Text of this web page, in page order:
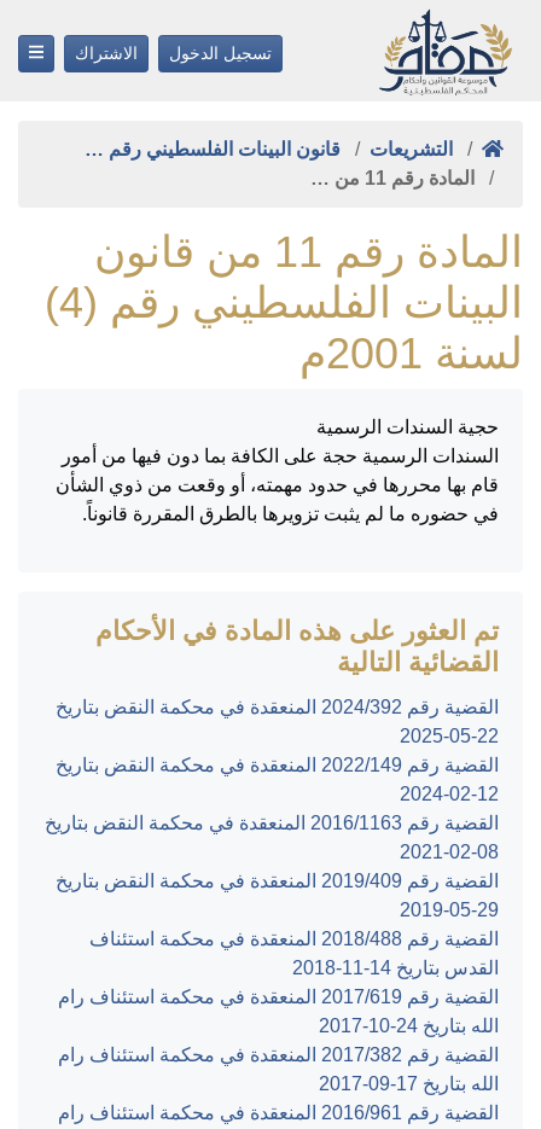
تسجيل الدخول الاشتراك
التشريعات
قانون البينات الفلسطيني رقم …
المادة رقم 11 من …
المادة رقم 11 من قانون
البينات الفلسطيني رقم (4)
لسنة 2001م
حجية السندات الرسمية
السندات الرسمية حجة على الكافة بما دون فيها من أمور
قام بها محررها في حدود مهمته، أو وقعت من ذوي الشأن
في حضوره ما لم يثبت تزويرها بالطرق المقررة قانوناً.
تم العثور على هذه المادة في الأحكام
القضائية التالية
القضية رقم ‎392‏/‎2024‏ المنعقدة في محكمة النقض بتاريخ
‎2025-05-22‏
القضية رقم ‎149‏/‎2022‏ المنعقدة في محكمة النقض بتاريخ
‎2024-02-12‏
القضية رقم ‎1163‏/‎2016‏ المنعقدة في محكمة النقض بتاريخ
‎2021-02-08‏
القضية رقم ‎409‏/‎2019‏ المنعقدة في محكمة النقض بتاريخ
‎2019-05-29‏
القضية رقم ‎488‏/‎2018‏ المنعقدة في محكمة استئناف
القدس بتاريخ ‎2018-11-14‏
القضية رقم ‎619‏/‎2017‏ المنعقدة في محكمة استئناف رام
الله بتاريخ ‎2017-10-24‏
القضية رقم ‎382‏/‎2017‏ المنعقدة في محكمة استئناف رام
الله بتاريخ ‎2017-09-17‏
القضية رقم ‎961‏/‎2016‏ المنعقدة في محكمة استئناف رام